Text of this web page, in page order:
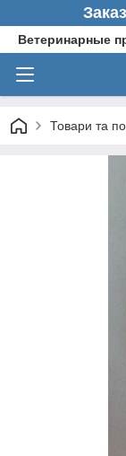
Ветеринарные
Товари та